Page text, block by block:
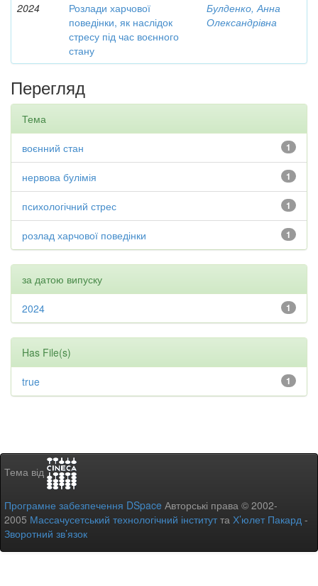
2024
Розлади харчової
поведінки, як наслідок
стресу під час воєнного
стану
Булденко, Анна
Олександрівна
Перегляд
Тема
1
воєнний стан
1
нервова булімія
1
психологічний стрес
1
розлад харчової поведінки
за датою випуску
1
2024
Has File(s)
1
true
Тема від
Програмне забезпечення DSpace Авторські права © 2002-
2005 Массачусетський технологічний інститутта Х’юлет Пакард -
Зворотний зв’язок